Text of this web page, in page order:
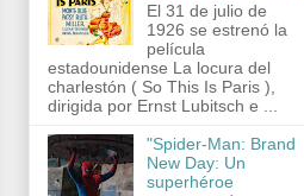
El 31 de julio de
1926 se estrenó la
película
estadounidense La locura del
charlestón ( So This Is Paris ),
dirigida por Ernst Lubitsch e ...
"Spider-Man: Brand
New Day: Un
superhéroe